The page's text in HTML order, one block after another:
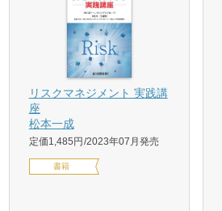
リスクマネジメント 実践講
座
松本一成
定価1,485円 2023年07月発売
書籍